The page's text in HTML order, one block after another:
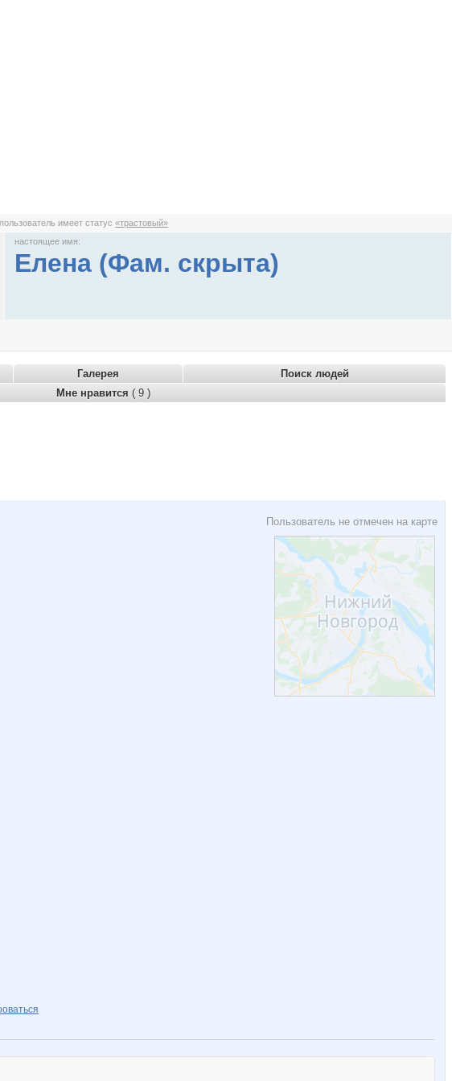
пользователь имеет статус«трастовый»
настоящее имя:
Елена (Фам. скрыта)
Галерея
Поиск людей
Мне нравится ( 9 )
Пользователь не отмечен на карте